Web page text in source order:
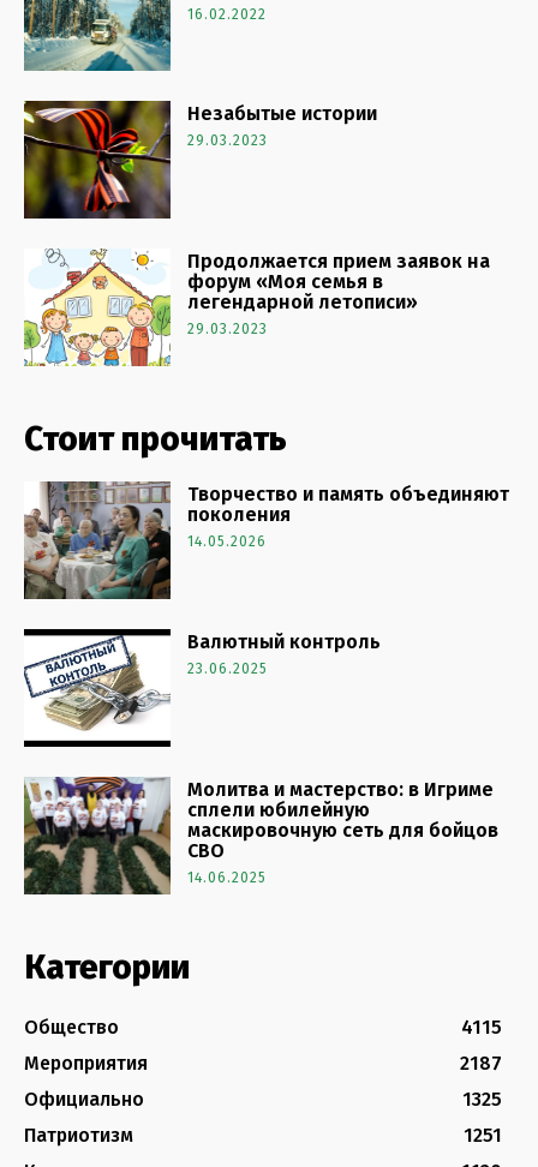
16.02.2022
Незабытые истории
29.03.2023
Продолжается прием заявок на
форум «Моя семья в
легендарной летописи»
29.03.2023
Стоит прочитать
Творчество и память объединяют
поколения
14.05.2026
Валютный контроль
23.06.2025
Молитва и мастерство: в Игриме
сплели юбилейную
маскировочную сеть для бойцов
СВО
14.06.2025
Категории
Общество
4115
Мероприятия
2187
Официально
1325
Патриотизм
1251